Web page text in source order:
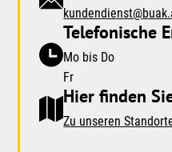
Telefonische
Mo bis Do
Fr
Hier finden
Zu unseren